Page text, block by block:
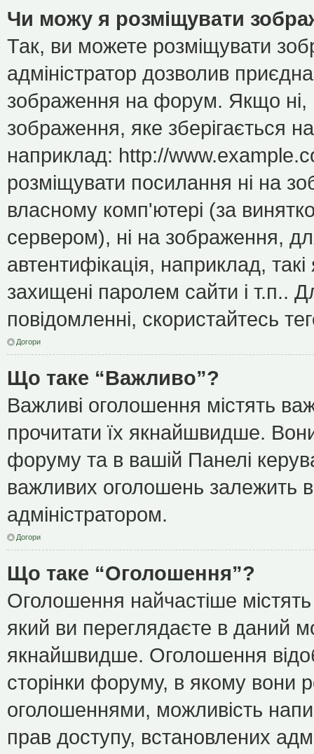
Чи можу я розміщувати
Так, ви можете розміщувати
адміністратор дозволив
зображення на форум. Якщо ні,
зображення, яке зберігається
наприклад: http://
розміщувати посилання ні на
власному комп'ютері (за
сервером), ні на зображення,
автентифікація, наприклад,
захищені паролем сайти і т.п..
повідомленні, скористайтесь
Догори
Що таке “Важливо”?
Важливі оголошення містять
прочитати їх якнайшвидше.
форуму та в вашій Панелі
важливих оголошень залежить
адміністратором.
Догори
Що таке “Оголошення”?
Оголошення найчастіше
який ви переглядаєте в даний
якнайшвидше. Оголошення
сторінки форуму, в якому вони
оголошеннями, можливість
прав доступу, встановлених